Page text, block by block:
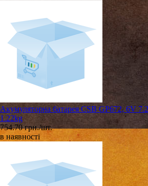
Акумуляторна батарея CSB GP672, 6V
1.22kg
754.70 грн./шт.
в наявності